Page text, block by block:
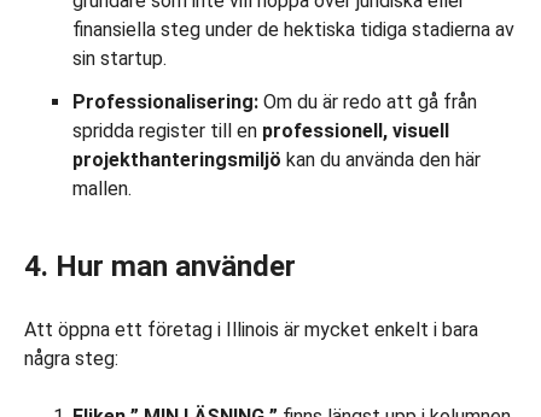
finansiella steg under de hektiska tidiga stadierna av
sin startup.
Professionalisering: Om du är redo att gå från
spridda register till en professionell, visuell
projekthanteringsmiljö kan du använda den här
mallen.
4. Hur man använder
Att öppna ett företag i Illinois är mycket enkelt i bara
några steg: